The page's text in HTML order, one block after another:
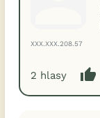
XXX.XXX.208.57
2 hlasy